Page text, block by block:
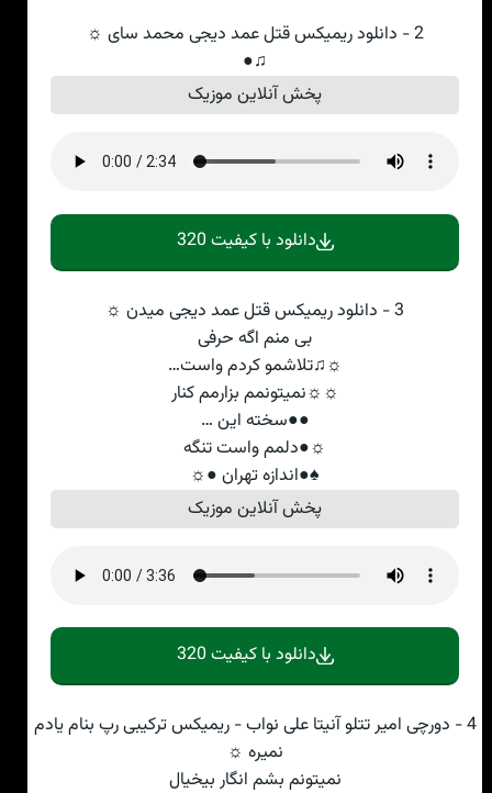
2 - دانلود ریمیکس قتل عمد دیجی محمد سای ☼
♫●
پخش آنلاین موزیک
دانلود با کیفیت 320
3 - دانلود ریمیکس قتل عمد دیجی میدن ☼
بی منم اگه حرفی
☼♫تلاشمو کردم واست…
☼☼نمیتونمم بزارمم کنار
●●سخته این …
☼●دلمم واست تنگه
♠●اندازه تهران ●☼
پخش آنلاین موزیک
دانلود با کیفیت 320
4 - دورچی امیر تتلو آنیتا علی نواب - ریمیکس ترکیبی رپ بنام یادم
نمیره ☼
نمیتونم بشم انگار بیخیال